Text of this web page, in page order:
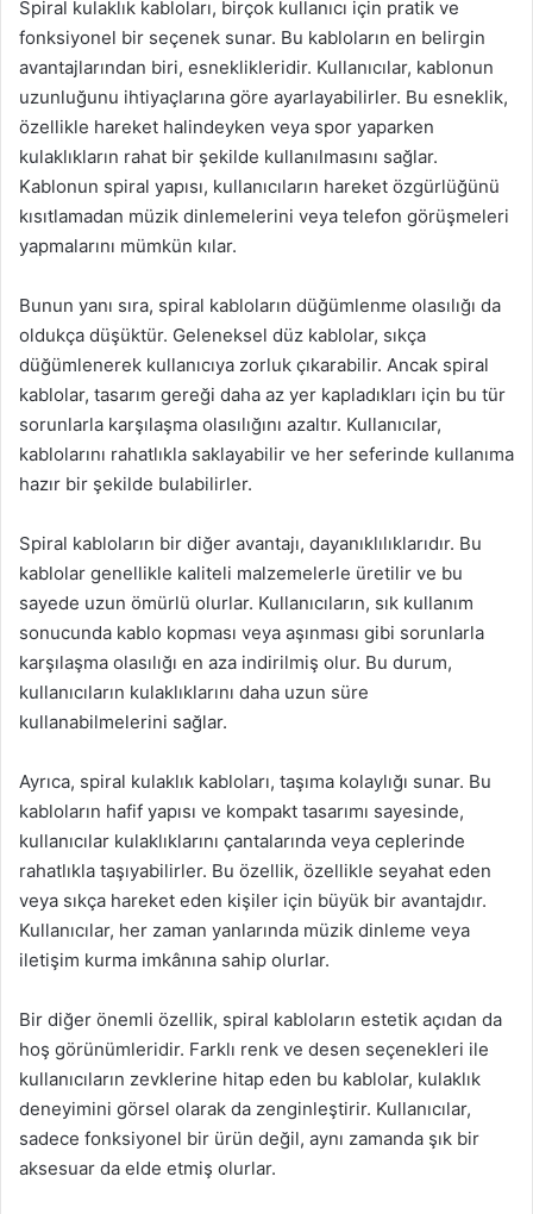
Spiral kulaklık kabloları, birçok kullanıcı için pratik ve
fonksiyonel bir seçenek sunar. Bu kabloların en belirgin
avantajlarından biri, esneklikleridir. Kullanıcılar, kablonun
uzunluğunu ihtiyaçlarına göre ayarlayabilirler. Bu esneklik,
özellikle hareket halindeyken veya spor yaparken
kulaklıkların rahat bir şekilde kullanılmasını sağlar.
Kablonun spiral yapısı, kullanıcıların hareket özgürlüğünü
kısıtlamadan müzik dinlemelerini veya telefon görüşmeleri
yapmalarını mümkün kılar.
Bunun yanı sıra, spiral kabloların düğümlenme olasılığı da
oldukça düşüktür. Geleneksel düz kablolar, sıkça
düğümlenerek kullanıcıya zorluk çıkarabilir. Ancak spiral
kablolar, tasarım gereği daha az yer kapladıkları için bu tür
sorunlarla karşılaşma olasılığını azaltır. Kullanıcılar,
kablolarını rahatlıkla saklayabilir ve her seferinde kullanıma
hazır bir şekilde bulabilirler.
Spiral kabloların bir diğer avantajı, dayanıklılıklarıdır. Bu
kablolar genellikle kaliteli malzemelerle üretilir ve bu
sayede uzun ömürlü olurlar. Kullanıcıların, sık kullanım
sonucunda kablo kopması veya aşınması gibi sorunlarla
karşılaşma olasılığı en aza indirilmiş olur. Bu durum,
kullanıcıların kulaklıklarını daha uzun süre
kullanabilmelerini sağlar.
Ayrıca, spiral kulaklık kabloları, taşıma kolaylığı sunar. Bu
kabloların hafif yapısı ve kompakt tasarımı sayesinde,
kullanıcılar kulaklıklarını çantalarında veya ceplerinde
rahatlıkla taşıyabilirler. Bu özellik, özellikle seyahat eden
veya sıkça hareket eden kişiler için büyük bir avantajdır.
Kullanıcılar, her zaman yanlarında müzik dinleme veya
iletişim kurma imkânına sahip olurlar.
Bir diğer önemli özellik, spiral kabloların estetik açıdan da
hoş görünümleridir. Farklı renk ve desen seçenekleri ile
kullanıcıların zevklerine hitap eden bu kablolar, kulaklık
deneyimini görsel olarak da zenginleştirir. Kullanıcılar,
sadece fonksiyonel bir ürün değil, aynı zamanda şık bir
aksesuar da elde etmiş olurlar.